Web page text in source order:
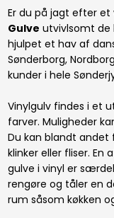
Er du på jagt efter
Gulve utvivlsomt de
hjulpet et hav af
Sønderborg,
kunder i hele
Vinylgulv findes i et
farver. Muligheder
Du kan blandt
klinker eller fliser.
gulve i vinyl er
rengøre og tåler en
rum såsom køkken